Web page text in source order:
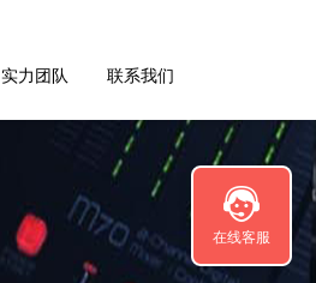
实力团队 联系我们
在线客服